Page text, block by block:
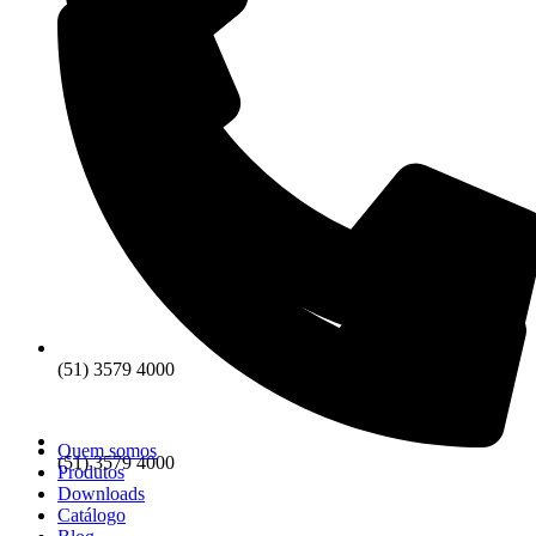
(51) 3579 4000
(51) 3579 4000
Quem somos
Produtos
Downloads
Catálogo